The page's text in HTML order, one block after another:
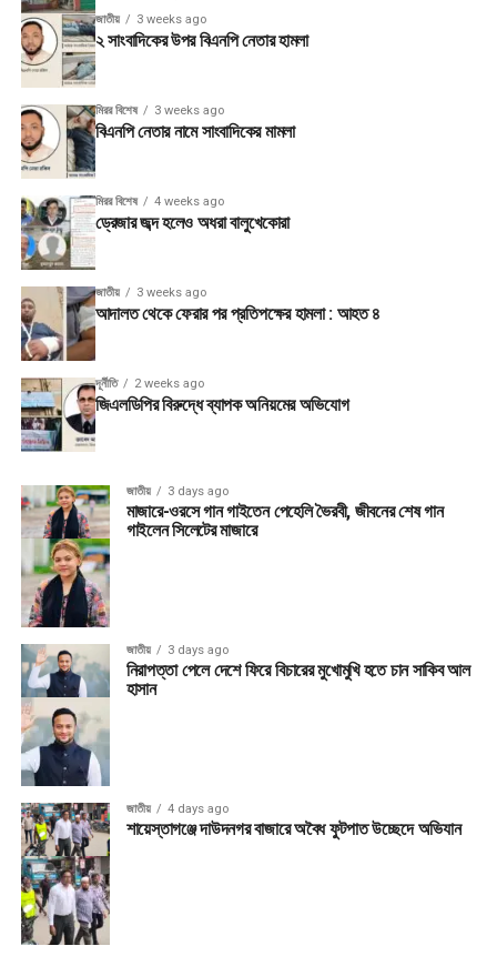
জাতীয় 3 weeks ago
২ সাংবাদিকের উপর বিএনপি নেতার হামলা
মিরর বিশেষ 3 weeks ago
বিএনপি নেতার নামে সাংবাদিকের মামলা
মিরর বিশেষ 4 weeks ago
ড্রেজার জব্দ হলেও অধরা বালুখেকোরা
জাতীয় 3 weeks ago
আদালত থেকে ফেরার পর প্রতিপক্ষের হামলা : আহত ৪
দূর্নীতি 2 weeks ago
জিএলডিপির বিরুদ্ধে ব্যাপক অনিয়মের অভিযোগ
জাতীয় 3 days ago
মাজারে-ওরসে গান গাইতেন পেহেলি ভৈরবী, জীবনের শেষ গান
গাইলেন সিলেটের মাজারে
জাতীয় 3 days ago
নিরাপত্তা পেলে দেশে ফিরে বিচারের মুখোমুখি হতে চান সাকিব আল
হাসান
জাতীয় 4 days ago
শায়েস্তাগঞ্জে দাউদনগর বাজারে অবৈধ ফুটপাত উচ্ছেদে অভিযান